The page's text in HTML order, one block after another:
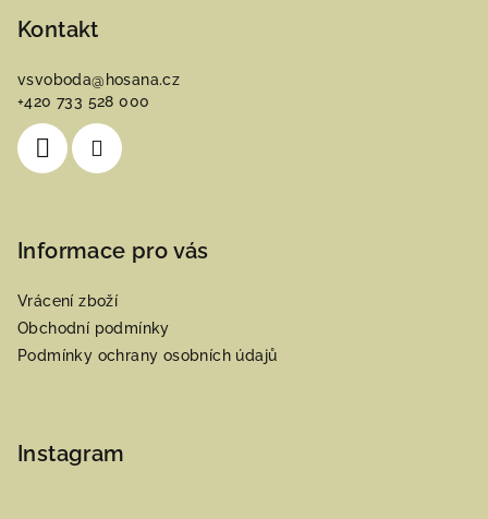
Kontakt
vsvoboda@ hosana.cz
+420 733 528 000
Informace pro vás
Vrácení zboží
Obchodní podmínky
Podmínky ochrany osobních údajů
Instagram